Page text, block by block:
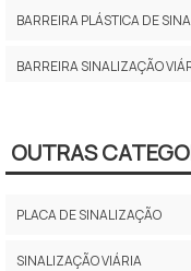
BARREIRA PLÁSTICA DE
BARREIRA SINALIZAÇÃO
OUTRAS
PLACA DE SINALIZAÇÃO
SINALIZAÇÃO VIÁRIA